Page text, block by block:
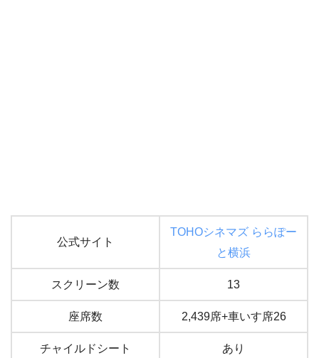
公式サイト
TOHOシネマズ ららぽー
と横浜
スクリーン数 13
座席数 2,439席+車いす席26
チャイルドシート あり